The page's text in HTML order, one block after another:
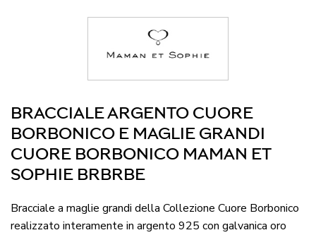
BRACCIALE ARGENTO CUORE
BORBONICO E MAGLIE GRANDI
CUORE BORBONICO MAMAN ET
SOPHIE BRBRBE
Bracciale a maglie grandi della Collezione Cuore Borbonico
realizzato interamente in argento 925 con galvanica oro